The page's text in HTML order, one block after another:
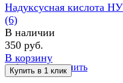
избранное сравнить
Надуксусная кислота
(6)
В наличии
350 руб.
В корзину